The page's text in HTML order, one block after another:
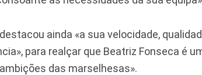
ainda «a sua velocidade,
para realçar que Beatriz Fonseca é
das marselhesas».